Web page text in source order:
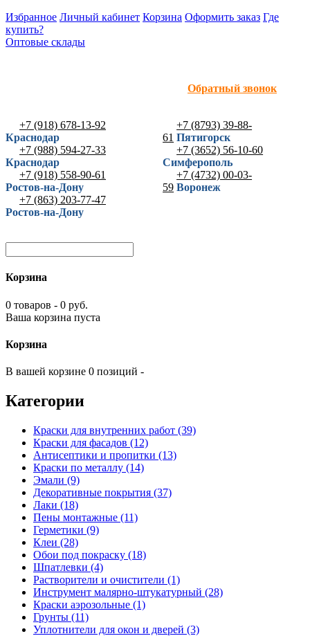
Избранное Личный кабинет Корзина Оформить заказ Где
купить?
Оптовые склады
Обратный звонок
+7 (918) 678-13-92
Краснодар
+7 (988) 594-27-33
Краснодар
+7 (918) 558-90-61
Ростов-на-Дону
+7 (863) 203-77-47
Ростов-на-Дону
+7 (8793) 39-88-
61 Пятигорск
+7 (3652) 56-10-60
Симферополь
+7 (4732) 00-03-
59 Воронеж
Корзина
0 товаров - 0 руб.
Ваша корзина пуста
Корзина
В вашей корзине 0 позиций -
Категории
Краски для внутренних работ (39)
Краски для фасадов (12)
Антисептики и пропитки (13)
Краски по металлу (14)
Эмали (9)
Декоративные покрытия (37)
Лаки (18)
Пены монтажные (11)
Герметики (9)
Клеи (28)
Обои под покраску (18)
Шпатлевки (4)
Растворители и очистители (1)
Инструмент малярно-штукатурный (28)
Краски аэрозольные (1)
Грунты (11)
Уплотнители для окон и дверей (3)